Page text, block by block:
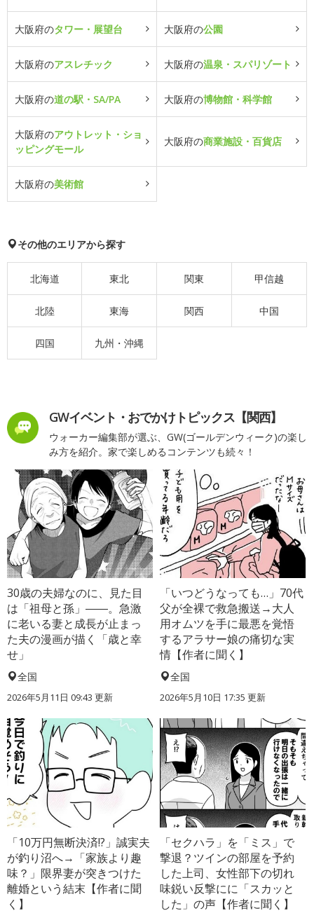
大阪府のタワー・展望台 大阪府の公園
大阪府のアスレチック 大阪府の温泉・スパリゾート
大阪府の道の駅・SA/PA 大阪府の博物館・科学館
大阪府のアウトレット・ショ
ッピングモール
大阪府の商業施設・百貨店
大阪府の美術館
その他のエリアから探す
北海道 東北 関東 甲信越
北陸 東海 関西 中国
四国 九州・沖縄
GWイベント・おでかけトピックス【関西】
ウォーカー編集部が選ぶ、GW(ゴールデンウィーク)の楽し
み方を紹介。家で楽しめるコンテンツも続々！
30歳の夫婦なのに、見た目
は「祖母と孫」――。急激
に老いる妻と成長が止まっ
た夫の漫画が描く「歳と幸
せ」
全国
2026年5月11日 09:43 更新
「いつどうなっても…」70代
父が全裸で救急搬送→大人
用オムツを手に最悪を覚悟
するアラサー娘の痛切な実
情【作者に聞く】
全国
2026年5月10日 17:35 更新
「10万円無断決済!?」誠実夫
が釣り沼へ→「家族より趣
味？」限界妻が突きつけた
離婚という結末【作者に聞
く】
「セクハラ」を「ミス」で
撃退？ツインの部屋を予約
した上司、女性部下の切れ
味鋭い反撃にに「スカッと
した」の声【作者に聞く】